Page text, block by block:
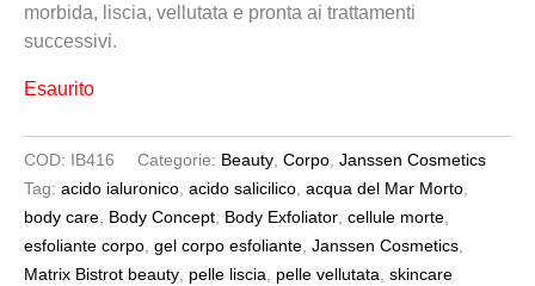
morbida, liscia, vellutata e pronta ai trattamenti
successivi.
Esaurito
COD: IB416 Categorie: Beauty Corpo Janssen Cosmetics
Tag: acido ialuronico acido salicilico acqua del Mar Morto
body care Body Concept Body Exfoliator cellule morte
esfoliante corpo gel corpo esfoliante Janssen Cosmetics
Matrix Bistrot beauty pelle liscia pelle vellutata skincare